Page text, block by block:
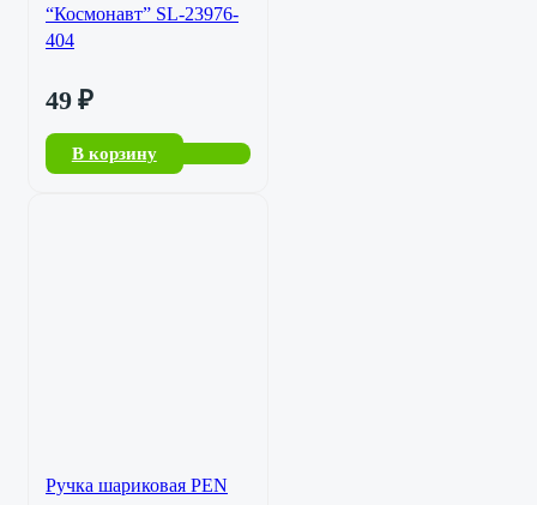
“Космонавт” SL-23976-
404
49 ₽
В корзину
Ручка шариковая PEN